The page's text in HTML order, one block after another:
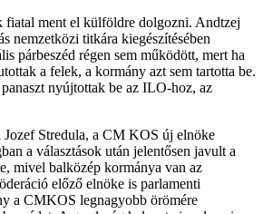
fiatal ment el külföldre dolgozni. Andtzej
nemzetközi titkára kiegészítésében
párbeszéd régen sem működött, mert ha
a felek, a kormány azt sem tartotta be.
nyújtottak be az ILO-hoz, az
Jozef Stredula, a CM KOS új elnöke
a választások után jelentősen javult a
mivel balközép kormánya van az
előző elnöke is parlamenti
a CMKOS legnagyobb örömére